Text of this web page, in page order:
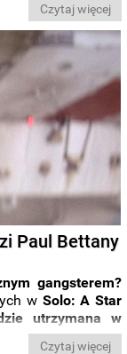
Czytaj więcej
Paul Bettany
gangsterem?
w Solo: A Star
utrzymana w
Czytaj więcej